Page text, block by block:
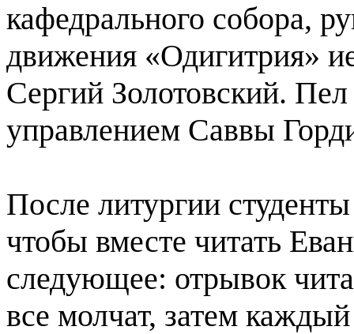
кафедрального собора,
движения «Одигитрия»
Сергий Золотовский.
управлением Саввы
После литургии
чтобы вместе читать
следующее: отрывок
все молчат, затем